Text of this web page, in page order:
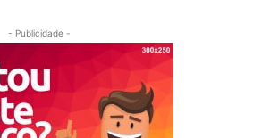
- Publicidade -